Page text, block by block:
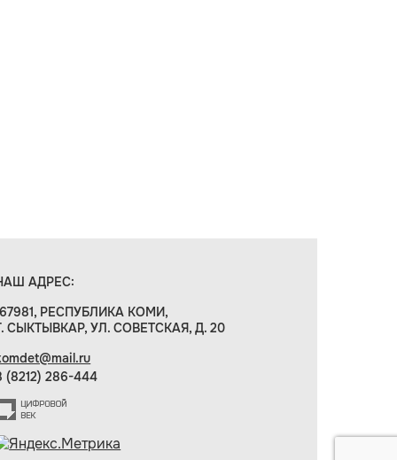
АДРЕС:
РЕСПУБЛИКА КОМИ,
СЫКТЫВКАР, УЛ. СОВЕТСКАЯ, Д. 20
(8212) 286-444